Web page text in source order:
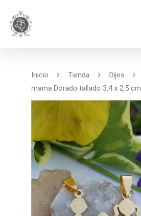
Inicio Tienda Dijes
mama Dorado tallado 3,4 x 2,5 cm